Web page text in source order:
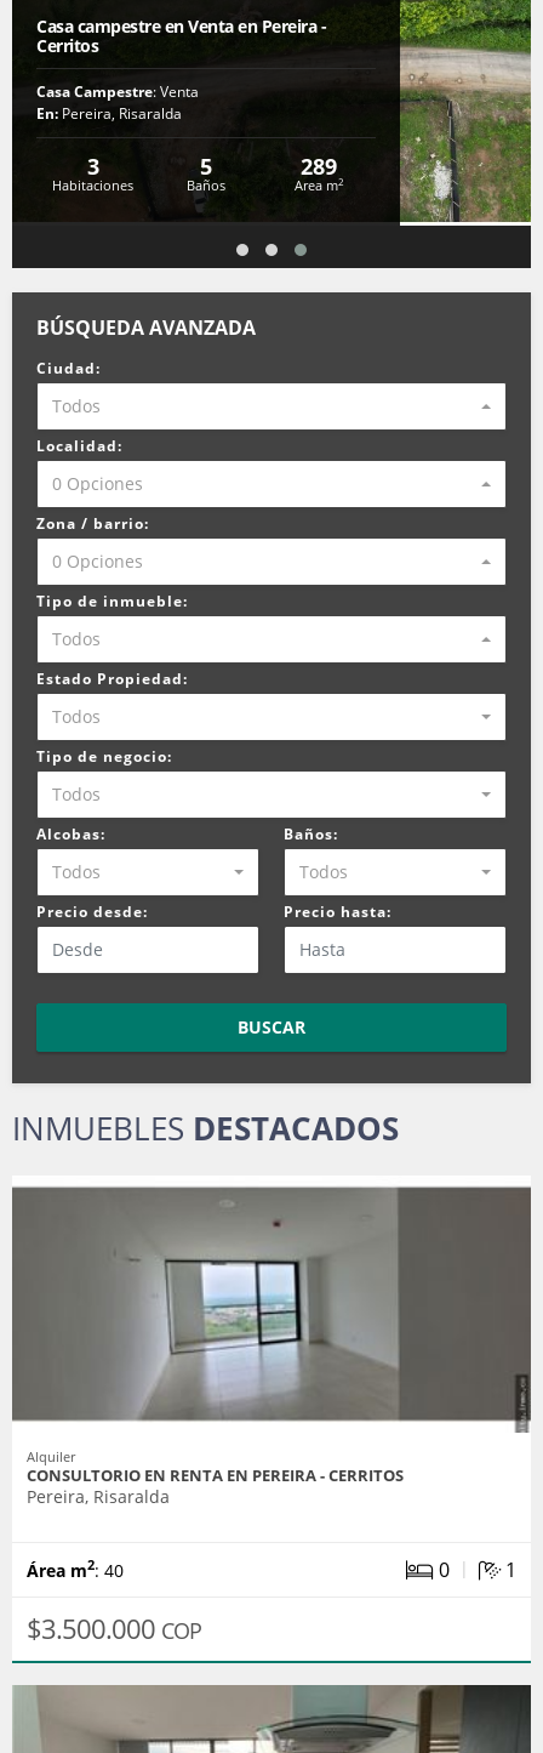
BÚSQUEDA AVANZADA
Ciudad:
Todos
Localidad:
0 Opciones
Zona / barrio:
0 Opciones
Tipo de inmueble:
Todos
Estado Propiedad:
Todos
Tipo de negocio:
Todos
Alcobas:
Todos
Baños:
Todos
Precio desde: Precio hasta:
BUSCAR
Casa campestre en Venta en Pereira -
Cerritos
Casa Campestre: Venta
En: Pereira, Risaralda
3
Habitaciones
5
Baños
289
Area m2
INMUEBLES DESTACADOS
Alquiler
CONSULTORIO EN RENTA EN PEREIRA - CERRITOS
Pereira, Risaralda
Área m2: 40 0 | 1
$3.500.000 COP